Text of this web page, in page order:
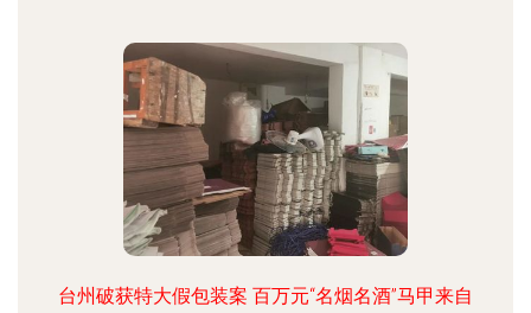
台州破获特大假包装案 百万元“名烟名酒”马甲来自